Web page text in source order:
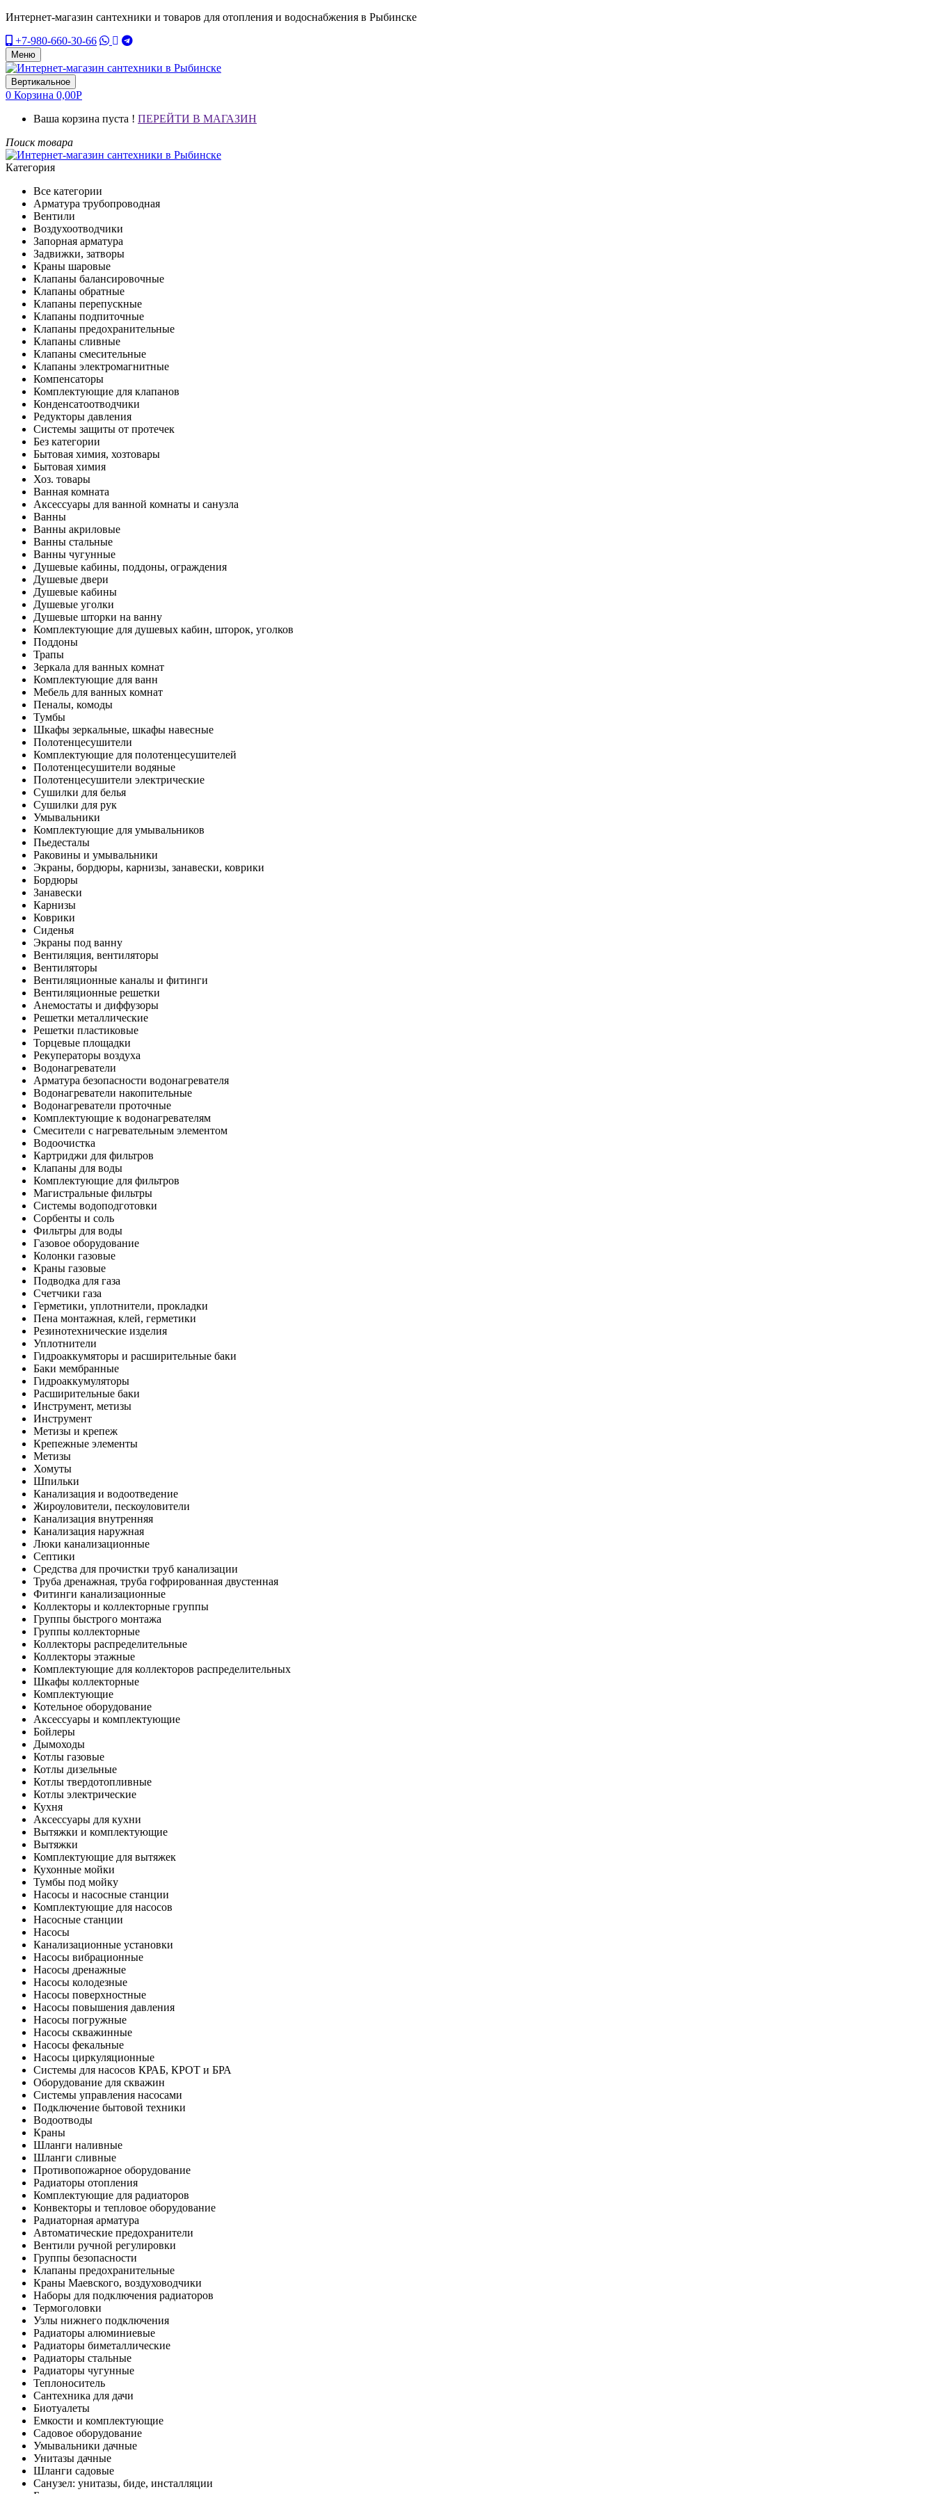
Интернет-магазин сантехники и товаров для отопления и водоснабжения в Рыбинске
+7-980-660-30-66
Меню
Вертикальное
0 Корзина 0,00Р
Ваша корзина пуста ! ПЕРЕЙТИ В МАГАЗИН
Поиск товара
Категория
Все категории
Арматура трубопроводная
Вентили
Воздухоотводчики
Запорная арматура
Задвижки, затворы
Краны шаровые
Клапаны балансировочные
Клапаны обратные
Клапаны перепускные
Клапаны подпиточные
Клапаны предохранительные
Клапаны сливные
Клапаны смесительные
Клапаны электромагнитные
Компенсаторы
Комплектующие для клапанов
Конденсатоотводчики
Редукторы давления
Системы защиты от протечек
Без категории
Бытовая химия, хозтовары
Бытовая химия
Хоз. товары
Ванная комната
Аксессуары для ванной комнаты и санузла
Ванны
Ванны акриловые
Ванны стальные
Ванны чугунные
Душевые кабины, поддоны, ограждения
Душевые двери
Душевые кабины
Душевые уголки
Душевые шторки на ванну
Комплектующие для душевых кабин, шторок, уголков
Поддоны
Трапы
Зеркала для ванных комнат
Комплектующие для ванн
Мебель для ванных комнат
Пеналы, комоды
Тумбы
Шкафы зеркальные, шкафы навесные
Полотенцесушители
Комплектующие для полотенцесушителей
Полотенцесушители водяные
Полотенцесушители электрические
Сушилки для белья
Сушилки для рук
Умывальники
Комплектующие для умывальников
Пьедесталы
Раковины и умывальники
Экраны, бордюры, карнизы, занавески, коврики
Бордюры
Занавески
Карнизы
Коврики
Сиденья
Экраны под ванну
Вентиляция, вентиляторы
Вентиляторы
Вентиляционные каналы и фитинги
Вентиляционные решетки
Анемостаты и диффузоры
Решетки металлические
Решетки пластиковые
Торцевые площадки
Рекуператоры воздуха
Водонагреватели
Арматура безопасности водонагревателя
Водонагреватели накопительные
Водонагреватели проточные
Комплектующие к водонагревателям
Смесители с нагревательным элементом
Водоочистка
Картриджи для фильтров
Клапаны для воды
Комплектующие для фильтров
Магистральные фильтры
Системы водоподготовки
Сорбенты и соль
Фильтры для воды
Газовое оборудование
Колонки газовые
Краны газовые
Подводка для газа
Счетчики газа
Герметики, уплотнители, прокладки
Пена монтажная, клей, герметики
Резинотехнические изделия
Уплотнители
Гидроаккумяторы и расширительные баки
Баки мембранные
Гидроаккумуляторы
Расширительные баки
Инструмент, метизы
Инструмент
Метизы и крепеж
Крепежные элементы
Метизы
Хомуты
Шпильки
Канализация и водоотведение
Жироуловители, пескоуловители
Канализация внутренняя
Канализация наружная
Люки канализационные
Септики
Средства для прочистки труб канализации
Труба дренажная, труба гофрированная двустенная
Фитинги канализационные
Коллекторы и коллекторные группы
Группы быстрого монтажа
Группы коллекторные
Коллекторы распределительные
Коллекторы этажные
Комплектующие для коллекторов распределительных
Шкафы коллекторные
Комплектующие
Котельное оборудование
Аксессуары и комплектующие
Бойлеры
Дымоходы
Котлы газовые
Котлы дизельные
Котлы твердотопливные
Котлы электрические
Кухня
Аксессуары для кухни
Вытяжки и комплектующие
Вытяжки
Комплектующие для вытяжек
Кухонные мойки
Тумбы под мойку
Насосы и насосные станции
Комплектующие для насосов
Насосные станции
Насосы
Канализационные установки
Насосы вибрационные
Насосы дренажные
Насосы колодезные
Насосы поверхностные
Насосы повышения давления
Насосы погружные
Насосы скважинные
Насосы фекальные
Насосы циркуляционные
Системы для насосов КРАБ, КРОТ и БРА
Оборудование для скважин
Системы управления насосами
Подключение бытовой техники
Водоотводы
Краны
Шланги наливные
Шланги сливные
Противопожарное оборудование
Радиаторы отопления
Комплектующие для радиаторов
Конвекторы и тепловое оборудование
Радиаторная арматура
Автоматические предохранители
Вентили ручной регулировки
Группы безопасности
Клапаны предохранительные
Краны Маевского, воздуховодчики
Наборы для подключения радиаторов
Термоголовки
Узлы нижнего подключения
Радиаторы алюминиевые
Радиаторы биметаллические
Радиаторы стальные
Радиаторы чугунные
Теплоноситель
Сантехника для дачи
Биотуалеты
Емкости и комплектующие
Садовое оборудование
Умывальники дачные
Унитазы дачные
Шланги садовые
Санузел: унитазы, биде, инсталляции